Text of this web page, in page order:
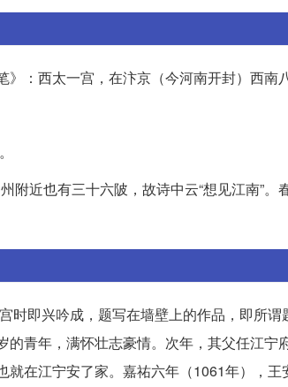
：西太一宫，在汴京（今河南开封）西南八
近也有三十六陂，故诗中云“想见江南”。春
时即兴吟成，题写在墙壁上的作品，即所
青年，满怀壮志豪情。次年，其父任江宁
在江宁安了家。嘉祐六年（1061年），